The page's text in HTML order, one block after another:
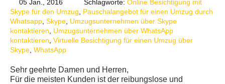
05 Jan., 2016 Schlagworte: Online Besichtigung mit
Skype für den Umzug
Pauschalangebot für einen Umzug durch
Whatsapp Skype Umzugsunternehmen über Skype
kontaktieren
Umzugsunternehmen über WhatsApp
kontaktieren Virtuelle Besichtigung für einen Umzug über
Skype WhatsApp
Sehr geehrte Damen und Herren,
Für die meisten Kunden ist der reibungslose und